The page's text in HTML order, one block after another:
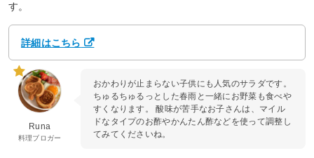
す。
詳細はこちら
Runa
料理ブロガー
おかわりが止まらない子供にも人気のサラダです。
ちゅるちゅるっとした春雨と一緒にお野菜も食べや
すくなります。 酸味が苦手なお子さんは、マイル
ドなタイプのお酢やかんたん酢などを使って調整し
てみてくださいね。